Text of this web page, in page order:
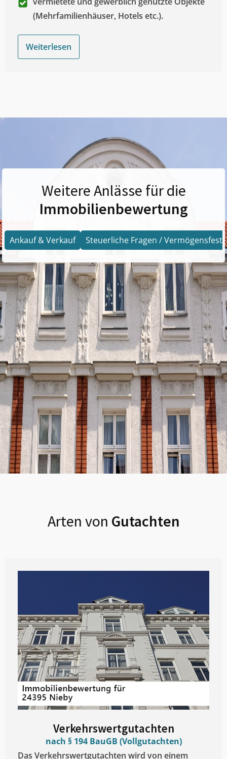
(Mehrfamilienhäuser, Hotels etc.).
Weiterlesen
Weitere Anlässe für die
Immobilienbewertung
Ankauf & Verkauf Steuerliche Fragen /
Arten von Gutachten
Verkehrswertgutachten
nach § 194 BauGB (Vollgutachten)
Das Verkehrswertgutachten wird von einem